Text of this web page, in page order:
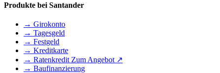
Produkte bei Santander
→ Girokonto
→ Tagesgeld
→ Festgeld
→ Kreditkarte
→ Ratenkredit Zum Angebot ↗
→ Baufinanzierung